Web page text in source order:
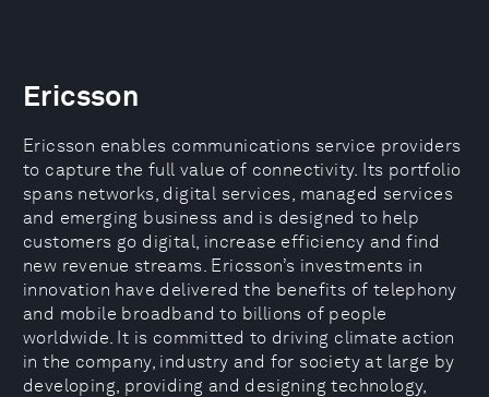
Ericsson
Ericsson enables communications service providers
to capture the full value of connectivity. Its portfolio
spans networks, digital services, managed services
and emerging business and is designed to help
customers go digital, increase efficiency and find
new revenue streams. Ericsson’s investments in
innovation have delivered the benefits of telephony
and mobile broadband to billions of people
worldwide. It is committed to driving climate action
in the company, industry and for society at large by
developing, providing and designing technology,